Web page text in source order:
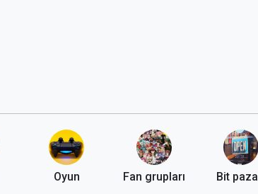
Oyun Fan grupları Bit